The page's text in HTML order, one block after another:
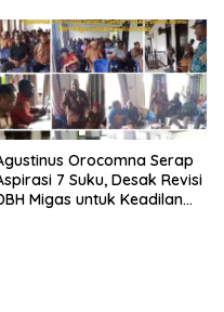
Orocomna Serap
7 Suku, Desak Revisi
Migas untuk Keadilan